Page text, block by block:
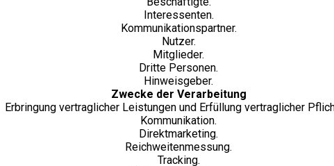
Interessenten.
Kommunikationspartner.
Nutzer.
Mitglieder.
Dritte Personen.
Hinweisgeber.
Zwecke der Verarbeitung
Erbringung vertraglicher Leistungen und Erfüllung vertraglicher
Kommunikation.
Direktmarketing.
Reichweitenmessung.
Tracking.